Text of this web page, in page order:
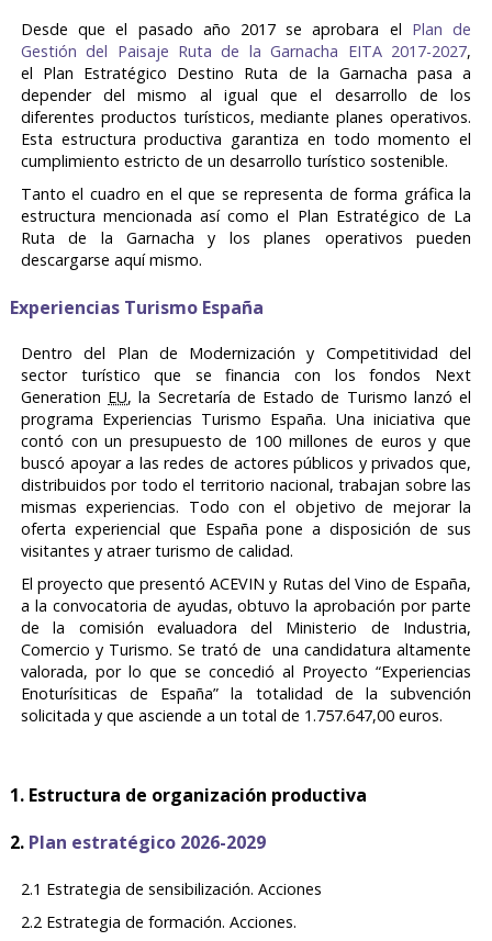
Desde que el pasado año 2017 se aprobara el Plan de
Gestión del Paisaje Ruta de la Garnacha EITA 2017-2027,
el Plan Estratégico Destino Ruta de la Garnacha pasa a
depender del mismo al igual que el desarrollo de los
diferentes productos turísticos, mediante planes operativos.
Esta estructura productiva garantiza en todo momento el
cumplimiento estricto de un desarrollo turístico sostenible.
Tanto el cuadro en el que se representa de forma gráfica la
estructura mencionada así como el Plan Estratégico de La
Ruta de la Garnacha y los planes operativos pueden
descargarse aquí mismo.
Experiencias Turismo España
Dentro del Plan de Modernización y Competitividad del
sector turístico que se financia con los fondos Next
Generation EU, la Secretaría de Estado de Turismo lanzó el
programa Experiencias Turismo España. Una iniciativa que
contó con un presupuesto de 100 millones de euros y que
buscó apoyar a las redes de actores públicos y privados que,
distribuidos por todo el territorio nacional, trabajan sobre las
mismas experiencias. Todo con el objetivo de mejorar la
oferta experiencial que España pone a disposición de sus
visitantes y atraer turismo de calidad.
El proyecto que presentó ACEVIN y Rutas del Vino de España,
a la convocatoria de ayudas, obtuvo la aprobación por parte
de la comisión evaluadora del Ministerio de Industria,
Comercio y Turismo. Se trató de una candidatura altamente
valorada, por lo que se concedió al Proyecto “Experiencias
Enoturísiticas de España” la totalidad de la subvención
solicitada y que asciende a un total de 1.757.647,00 euros.
1. Estructura de organización productiva
2. Plan estratégico 2026-2029
2.1 Estrategia de sensibilización. Acciones
2.2 Estrategia de formación. Acciones.